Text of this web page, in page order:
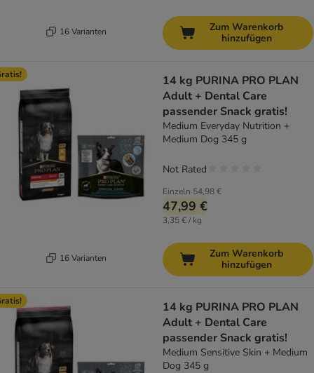
16 Varianten
Zum Warenkorb
hinzufügen
16 Varianten
14 kg PURINA PRO PLAN
Adult + Dental Care
passender Snack gratis!
Medium Everyday Nutrition +
Medium Dog 345 g
Einzeln 54,98 €
47,99 €
3,35 € / kg
Not Rated
Zum Warenkorb
hinzufügen
14 kg PURINA PRO PLAN
Adult + Dental Care
passender Snack gratis!
Medium Sensitive Skin + Medium
Dog 345 g